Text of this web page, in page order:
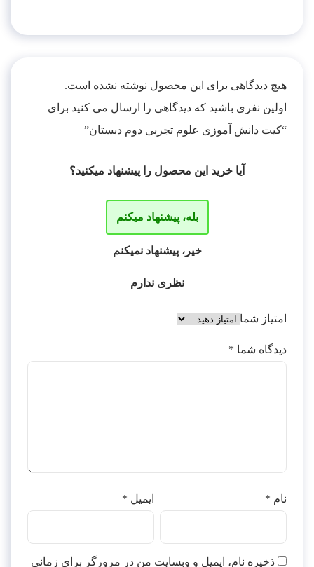
هیچ دیدگاهی برای این محصول نوشته نشده است.
اولین نفری باشید که دیدگاهی را ارسال می کنید برای
“کیت دانش آموزی علوم تجربی دوم دبستان”
آیا خرید این محصول را پیشنهاد میکنید؟
بله، پیشنهاد میکنم
خیر، پیشنهاد نمیکنم
نظری ندارم
امتیاز شما
دیدگاه شما *
نام * ایمیل *
ذخیره نام، ایمیل و وبسایت من در مرورگر برای زمانی